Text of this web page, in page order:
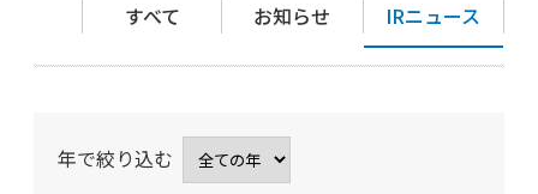
すべて お知らせ IRニュース
年で絞り込む